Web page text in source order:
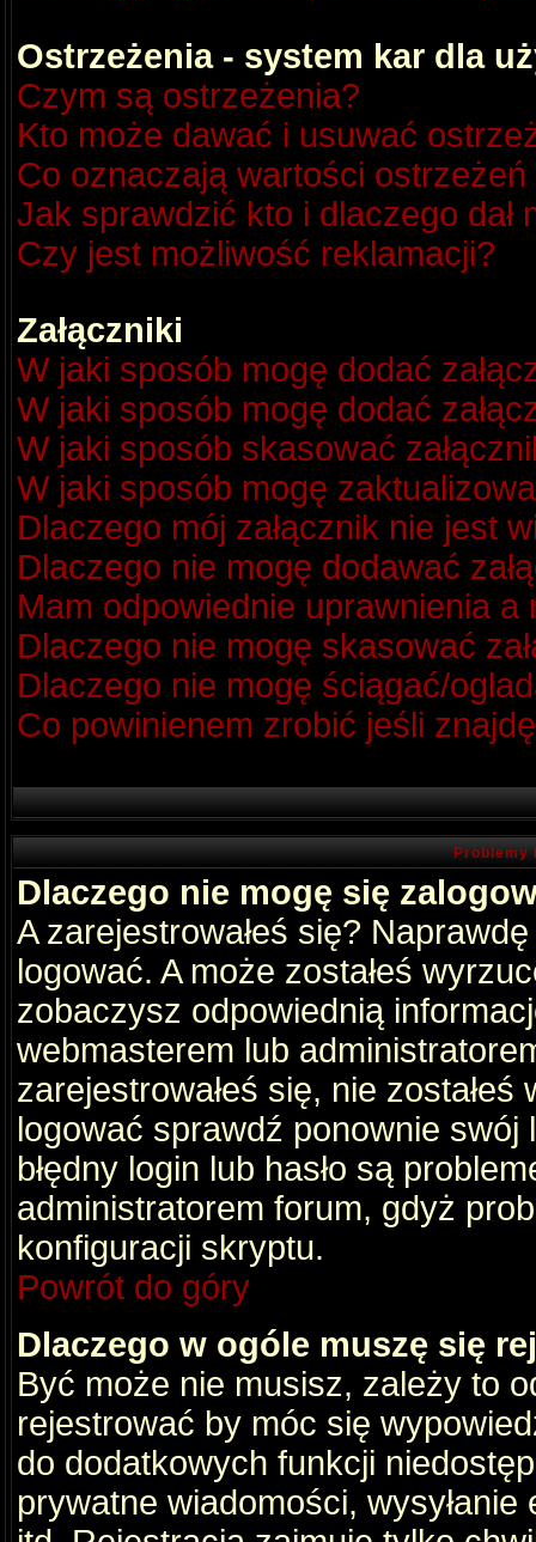
Ostrzeżenia - system kar dla
Czym są ostrzeżenia?
Kto może dawać i usuwać
Co oznaczają wartości
Jak sprawdzić kto i dlaczego dał
Czy jest możliwość reklamacji?
Załączniki
W jaki sposób mogę dodać
W jaki sposób mogę dodać
W jaki sposób skasować
W jaki sposób mogę
Dlaczego mój załącznik nie jest
Dlaczego nie mogę dodawać
Mam odpowiednie uprawnienia a
Dlaczego nie mogę skasować
Dlaczego nie mogę ściągać/
Co powinienem zrobić jeśli
Problemy
Dlaczego nie mogę się
A zarejestrowałeś się?
logować. A może zostałeś
zobaczysz odpowiednią
webmasterem lub
zarejestrowałeś się, nie
logować sprawdź ponownie swój
błędny login lub hasło są
administratorem forum, gdyż
konfiguracji skryptu.
Powrót do góry
Dlaczego w ogóle muszę się
Być może nie musisz, zależy to
rejestrować by móc się
do dodatkowych funkcji
prywatne wiadomości,